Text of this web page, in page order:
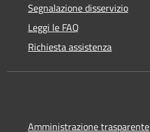
Segnalazione disservizio
Leggi le FAQ
Richiesta assistenza
Amministrazione trasparente